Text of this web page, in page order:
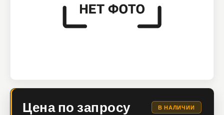
Цена по запросу В НАЛИЧИИ